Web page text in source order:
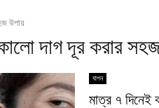
উপায়
দাগ দূর করার
যাপন
মাত্র ৭